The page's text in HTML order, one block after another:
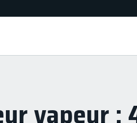
vapeur :